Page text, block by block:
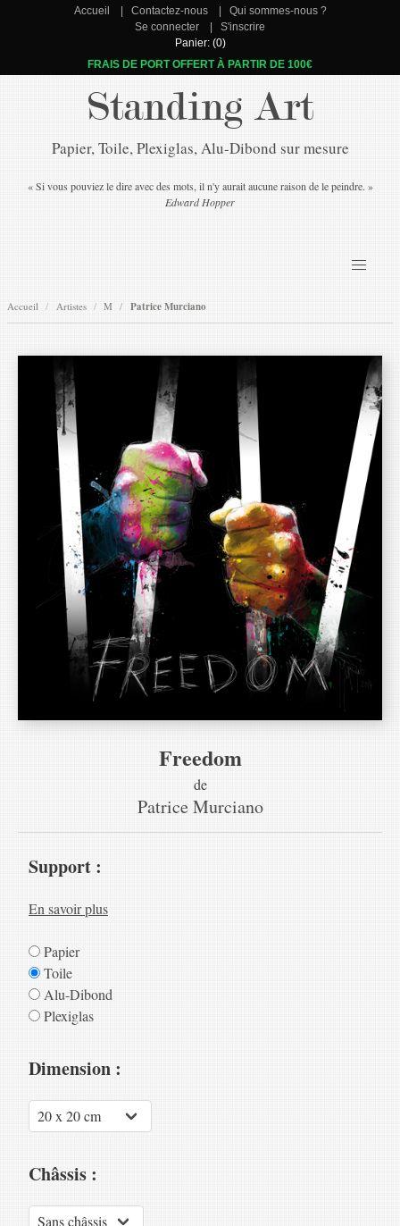
Accueil Contactez-nous
Qui sommes-nous ?
Se connecter
S'inscrire
Panier: (0)
FRAIS DE PORT OFFERT À PARTIR DE 100€
Standing Art
Papier, Toile, Plexiglas, Alu-Dibond sur mesure
« Si vous pouviez le dire avec des mots, il n'y aurait aucune raison de le peindre. »
Edward Hopper
Accueil Artistes M Patrice Murciano
Freedom
de
Patrice Murciano
Support :
En savoir plus
Papier
Toile
Alu-Dibond
Plexiglas
Dimension :
Châssis :